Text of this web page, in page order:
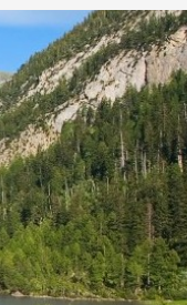
Lire et/ou
Figurer sur
Boîtes à